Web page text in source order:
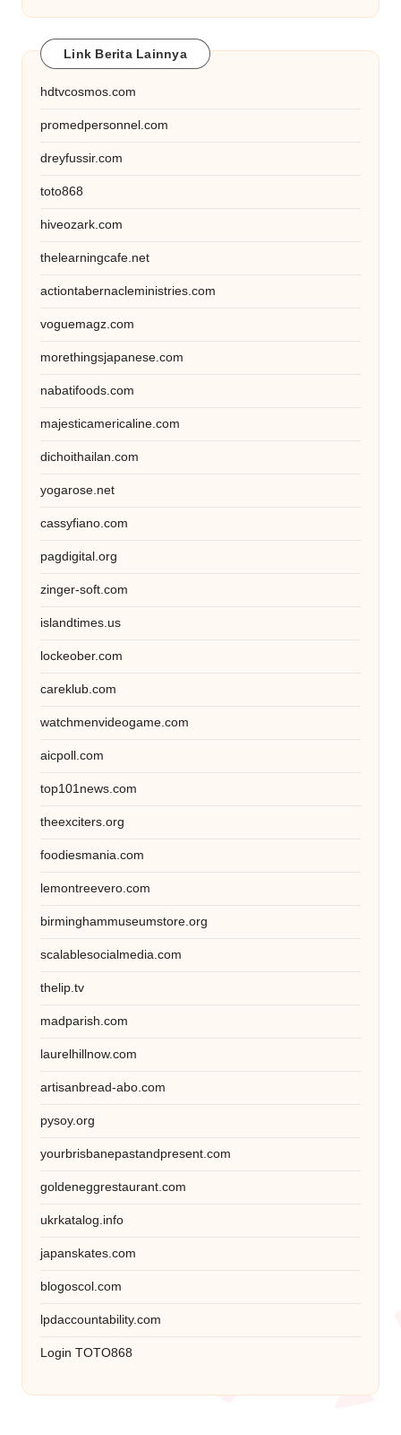
Link Berita Lainnya
hdtvcosmos.com
promedpersonnel.com
dreyfussir.com
toto868
hiveozark.com
thelearningcafe.net
actiontabernacleministries.com
voguemagz.com
morethingsjapanese.com
nabatifoods.com
majesticamericaline.com
dichoithailan.com
yogarose.net
cassyfiano.com
pagdigital.org
zinger-soft.com
islandtimes.us
lockeober.com
careklub.com
watchmenvideogame.com
aicpoll.com
top101news.com
theexciters.org
foodiesmania.com
lemontreevero.com
birminghammuseumstore.org
scalablesocialmedia.com
thelip.tv
madparish.com
laurelhillnow.com
artisanbread-abo.com
pysoy.org
yourbrisbanepastandpresent.com
goldeneggrestaurant.com
ukrkatalog.info
japanskates.com
blogoscol.com
lpdaccountability.com
Login TOTO868